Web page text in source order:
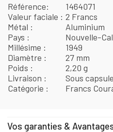
Référence
1464071
Valeur faciale
2 Francs
Métal
Aluminium
Pays
Nouvelle-
Millésime
1949
Diamètre
27 mm
Poids
2,20 g
Livraison
Sous capsule
Catégorie
Francs
Vos garanties &